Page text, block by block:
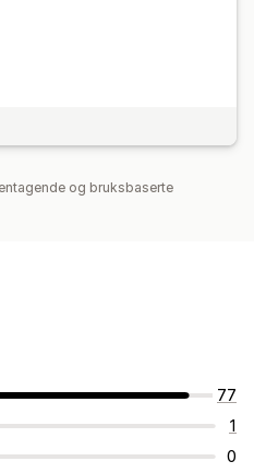
og bruksbaserte
77
1
0